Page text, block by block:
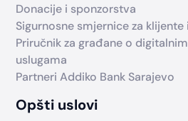
Donacije i sponzorstva
Sigurnosne smjernice za klijente
Priručnik za građane o
uslugama
Partneri Addiko Bank Sarajevo
Opšti uslovi